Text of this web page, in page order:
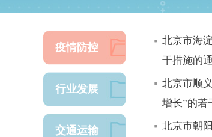
疫情防控
行业发展
交通运输
北京市海
干措施的
北京市顺
增长”的若
北京市朝